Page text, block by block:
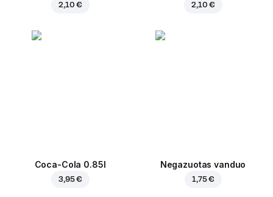
2,10 € 2,10 €
Coca-Cola 0.85l
3,95 €
Negazuotas vanduo
1,75 €